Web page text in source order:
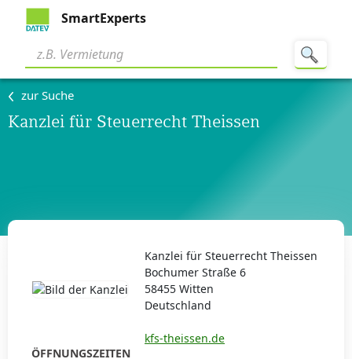
SmartExperts
zur Suche
Kanzlei für Steuerrecht Theissen
Kanzlei für Steuerrecht Theissen
Bochumer Straße 6
58455 Witten
Deutschland
kfs-theissen.de
ÖFFNUNGSZEITEN